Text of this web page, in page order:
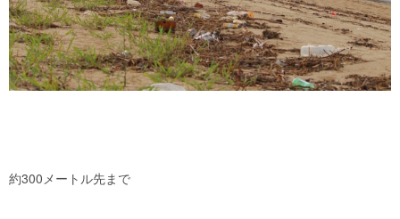
約300メートル先まで